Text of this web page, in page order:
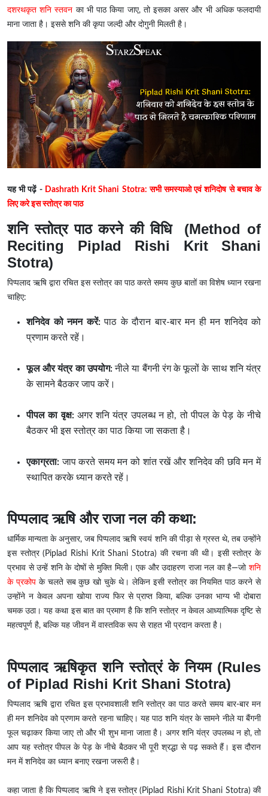
दशरथकृत शनि स्तवन का भी पाठ किया जाए, तो इसका असर और भी अधिक फलदायी
माना जाता है। इससे शनि की कृपा जल्दी और दोगुनी मिलती है।
यह भी पढ़ें - Dashrath Krit Shani Stotra: सभी समस्याओ एवं शनिदोष से बचाव के
लिए करे इस स्तोत्र का पाठ
शनि स्तोत्र पाठ करने की विधि (Method of
Reciting Piplad Rishi Krit Shani
Stotra)
पिप्पलाद ऋषि द्वारा रचित इस स्तोत्र का पाठ करते समय कुछ बातों का विशेष ध्यान रखना
चाहिए:
शनिदेव को नमन करें:पाठ के दौरान बार-बार मन ही मन शनिदेव को
प्रणाम करते रहें।
फूल और यंत्र का उपयोग:नीले या बैंगनी रंग के फूलों के साथ शनि यंत्र
के सामने बैठकर जाप करें।
पीपल का वृक्ष:अगर शनि यंत्र उपलब्ध न हो, तो पीपल के पेड़ के नीचे
बैठकर भी इस स्तोत्र का पाठ किया जा सकता है।
एकाग्रता: जाप करते समय मन को शांत रखें और शनिदेव की छवि मन में
स्थापित करके ध्यान करते रहें।
पिप्पलाद ऋषि और राजा नल की कथा:
धार्मिक मान्यता के अनुसार, जब पिप्पलाद ऋषि स्वयं शनि की पीड़ा से ग्रस्त थे, तब उन्होंने
इस स्तोत्र (Piplad Rishi Krit Shani Stotra) की रचना की थी। इसी स्तोत्र के
प्रभाव से उन्हें शनि के दोषों से मुक्ति मिली। एक और उदाहरण राजा नल का है—जो शनि
के प्रकोपके चलते सब कुछ खो चुके थे। लेकिन इसी स्तोत्र का नियमित पाठ करने से
उन्होंने न केवल अपना खोया राज्य फिर से प्राप्त किया, बल्कि उनका भाग्य भी दोबारा
चमक उठा। यह कथा इस बात का प्रमाण है कि शनि स्तोत्र न केवल आध्यात्मिक दृष्टि से
महत्वपूर्ण है, बल्कि यह जीवन में वास्तविक रूप से राहत भी प्रदान करता है।
पिप्पलाद ऋषिकृत शनि स्तोत्रं के नियम (Rules
of Piplad Rishi Krit Shani Stotra)
पिप्पलाद ऋषि द्वारा रचित इस प्रभावशाली शनि स्तोत्र का पाठ करते समय बार-बार मन
ही मन शनिदेव को प्रणाम करते रहना चाहिए। यह पाठ शनि यंत्र के सामने नीले या बैंगनी
फूल चढ़ाकर किया जाए तो और भी शुभ माना जाता है। अगर शनि यंत्र उपलब्ध न हो, तो
आप यह स्तोत्र पीपल के पेड़ के नीचे बैठकर भी पूरी श्रद्धा से पढ़ सकते हैं। इस दौरान
मन में शनिदेव का ध्यान बनाए रखना जरूरी है।
कहा जाता है कि पिप्पलाद ऋषि ने इस स्तोत्र (Piplad Rishi Krit Shani Stotra) की